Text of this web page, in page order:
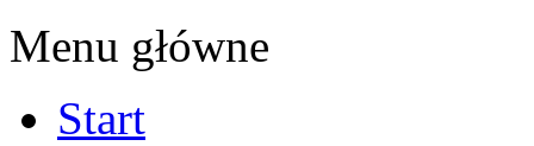
Menu główne
Start